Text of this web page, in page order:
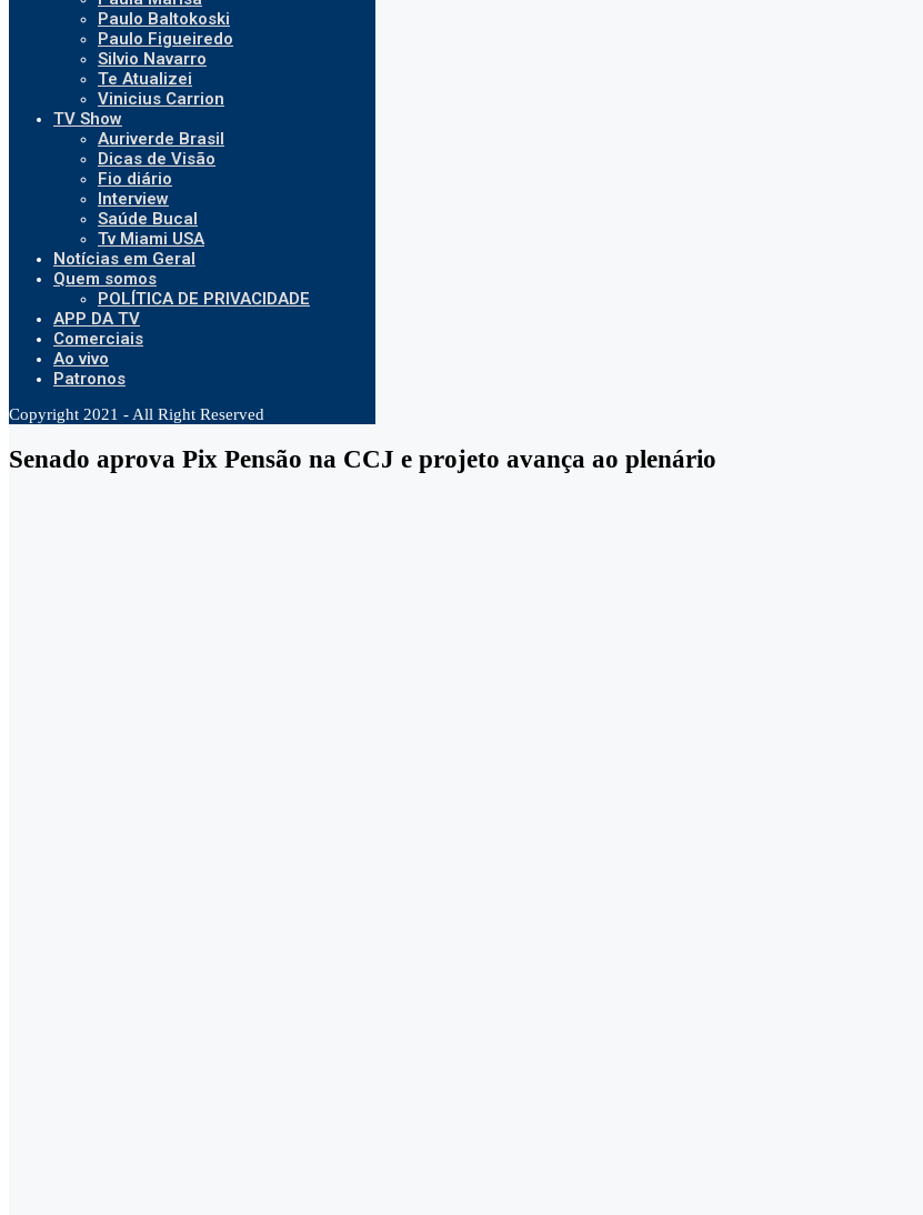
Paulo Baltokoski
Paulo Figueiredo
Silvio Navarro
Te Atualizei
Vinicius Carrion
TV Show
Auriverde Brasil
Dicas de Visão
Fio diário
Interview
Saúde Bucal
Tv Miami USA
Notícias em Geral
Quem somos
POLÍTICA DE PRIVACIDADE
APP DA TV
Comerciais
Ao vivo
Patronos
Copyright 2021 - All Right Reserved
Senado aprova Pix Pensão na CCJ e projeto avança ao plenário